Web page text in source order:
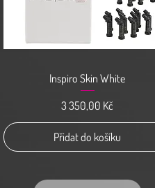
Rychlý náhled
Inspiro Skin White
Cena
3 350,00 Kč
Přidat do košíku